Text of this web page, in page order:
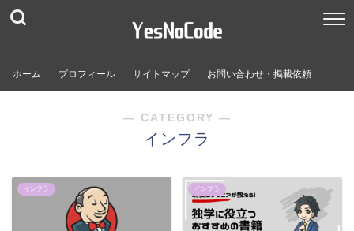
ホーム プロフィール サイトマップ お問い合わせ・掲載依頼
― CATEGORY ―
インフラ
インフラ インフラ